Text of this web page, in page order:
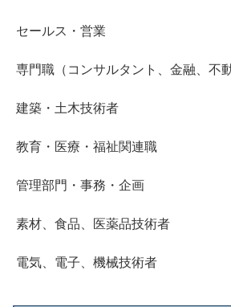
セールス・営業
専門職（コンサルタント、金融、不
建築・土木技術者
教育・医療・福祉関連職
管理部門・事務・企画
素材、食品、医薬品技術者
電気、電子、機械技術者